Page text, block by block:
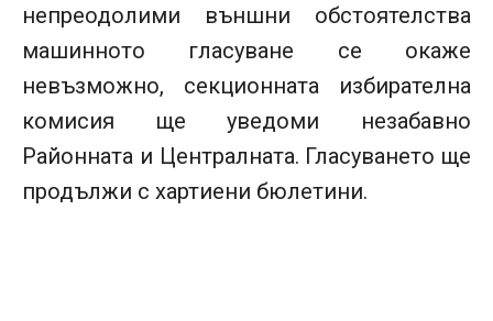
непреодолими външни обстоятелства
машинното гласуване се окаже
невъзможно, секционната избирателна
комисия ще уведоми незабавно
Районната и Централната. Гласуването ще
продължи с хартиени бюлетини.